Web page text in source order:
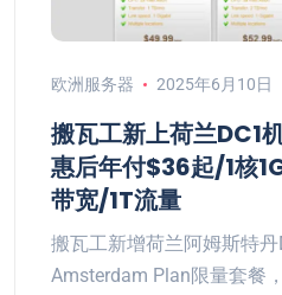
欧洲服务器 2025年6月10日
搬瓦工新上荷兰DC1
惠后年付$36起/1核
带宽/1T流量
搬瓦工新增荷兰阿姆斯特
Amsterdam Plan限量套餐